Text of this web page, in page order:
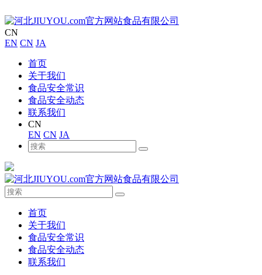
CN
EN CN JA
首页
关于我们
食品安全常识
食品安全动态
联系我们
CN
EN CN JA
首页
关于我们
食品安全常识
食品安全动态
联系我们